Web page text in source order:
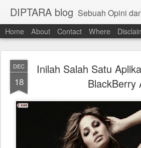
DIPTARA blog Sebuah Opini
Home About Contact Where
DEC
18
Inilah Salah Satu
BlackBerry